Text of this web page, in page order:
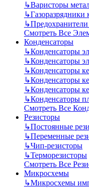
↳Варисторы
↳Газоразрядники
↳
Смотреть Все
Конденсаторы
↳Конденсаторы
↳Конденсаторы
↳Конденсаторы
↳Конденсаторы
↳Конденсаторы
↳Конденсаторы
Смотреть Все
Резисторы
↳Постоянные
↳Переменные
↳Чип-резисторы
↳Терморезисторы
Смотреть Все
Микросхемы
↳Микросхемы